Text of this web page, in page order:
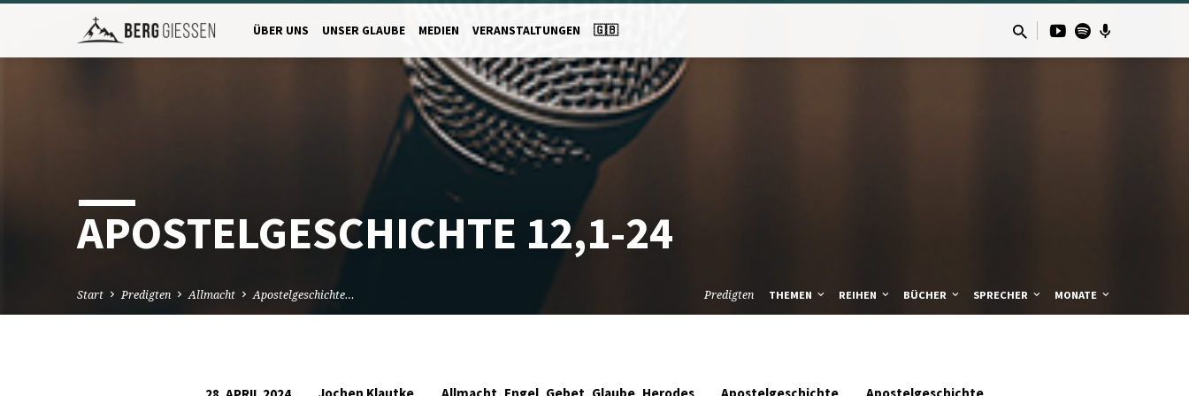
ÜBER UNS UNSER GLAUBE MEDIEN VERANSTALTUNGEN 🇬🇧
APOSTELGESCHICHTE 12,1-24
Start Predigten Allmacht Apostelgeschichte… Predigten THEMEN REIHEN BÜCHER SPRECHER MONATE